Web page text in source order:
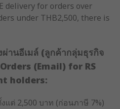
delivery for orders over
under THB2,500, there is
านอีเมล์ (ลูกค้ากลุ่มธุรกิจ
(Email) for RS
holders:
แต่ 2,500 บาท (ก่อนภาษี 7%)